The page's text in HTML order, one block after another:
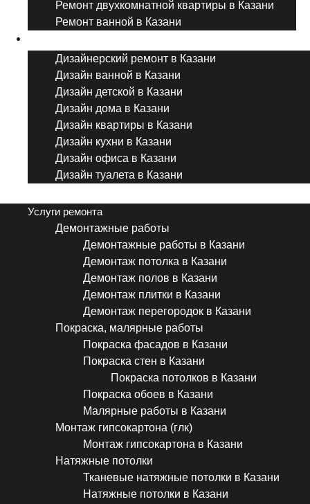
Ремонт двухкомнатной квартиры в Казани
Ремонт ванной в Казани
Дизайнерский ремонт в Казани
Дизайн ванной в Казани
Дизайн детской в Казани
Дизайн дома в Казани
Дизайн квартиры в Казани
Дизайн кухни в Казани
Дизайн офиса в Казани
Дизайн туалета в Казани
Услуги ремонта
Демонтажные работы
Демонтажные работы в Казани
Демонтаж потолка в Казани
Демонтаж полов в Казани
Демонтаж плитки в Казани
Демонтаж перегородок в Казани
Покраска, малярные работы
Покраска фасадов в Казани
Покраска стен в Казани
Покраска потолков в Казани
Покраска обоев в Казани
Малярные работы в Казани
Монтаж гипсокартона (глк)
Монтаж гипсокартона в Казани
Натяжные потолки
Тканевые натяжные потолки в Казани
Натяжные потолки в Казани